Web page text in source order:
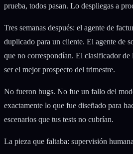
prueba, todos pasan. Lo despliegas a
Tres semanas después: el agente de
duplicado para un cliente. El agente de
que no correspondían. El clasificador de
ser el mejor prospecto del trimestre.
No fueron bugs. No fue un fallo del
exactamente lo que fue diseñado para
escenarios que tus tests no cubrían.
La pieza que faltaba: supervisión